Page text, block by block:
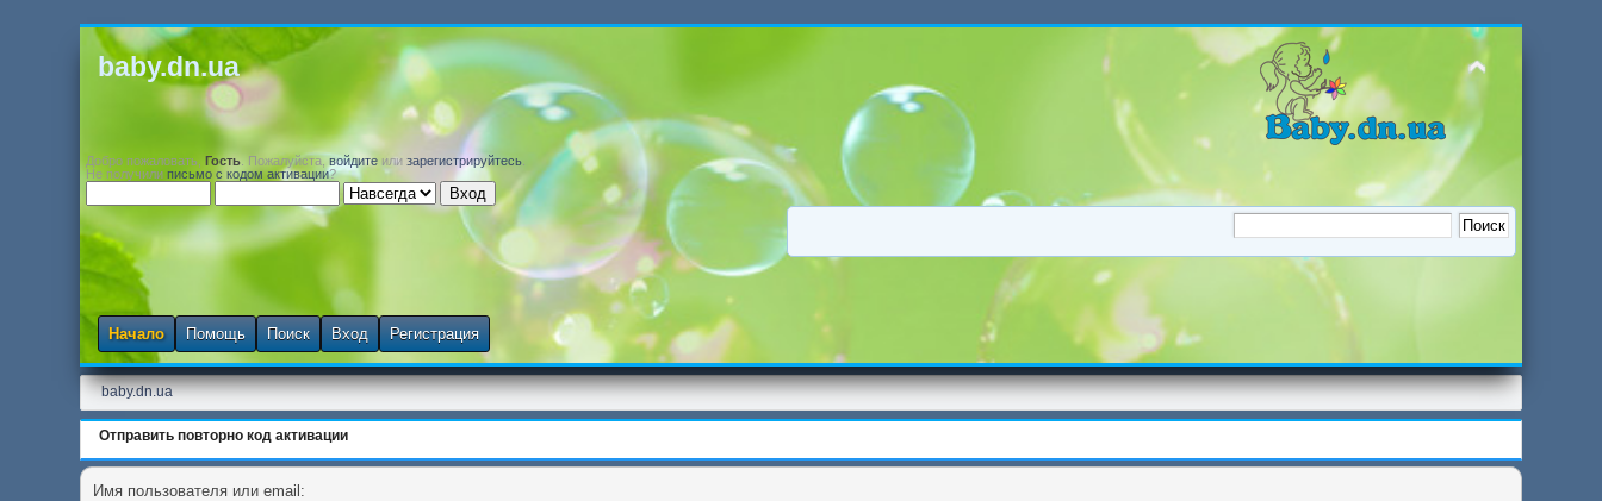
baby.dn.ua
Добро пожаловать,Гость . Пожалуйста,войдите илизарегистрируйтесь
Не получилиписьмо с кодом активации?
Начало Помощь Поиск Вход Регистрация
baby.dn.ua
Отправить повторно код активации
Имя пользователя или email: